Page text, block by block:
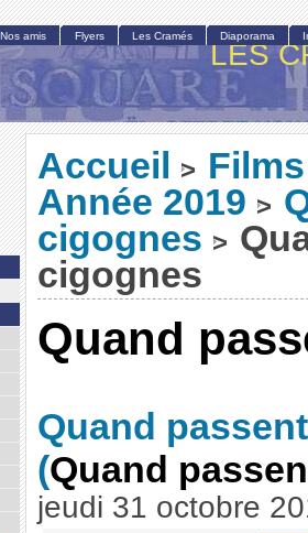
LES
Accueil >
Année 2019 >
cigognes >
cigognes
Quand
Quand
(Quand
jeudi 31 octobre
Nos amis Flyers Les Cramés Diaporama